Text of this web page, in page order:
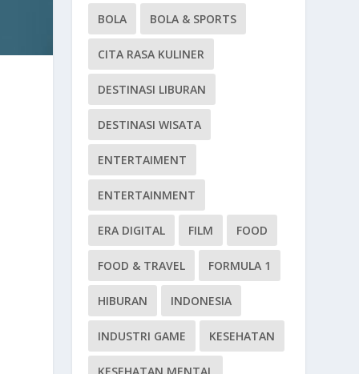
BOLA BOLA & SPORTS
CITA RASA KULINER
DESTINASI LIBURAN
DESTINASI WISATA
ENTERTAIMENT
ENTERTAINMENT
ERA DIGITAL FILM FOOD
FOOD & TRAVEL FORMULA 1
HIBURAN INDONESIA
INDUSTRI GAME KESEHATAN